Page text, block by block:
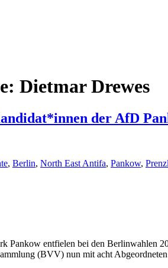
Dietmar Drewes
der AfD
, Berlin, North East Antifa, Pankow,
Pankow entfielen bei den Berlinwahlen
(BVV) nun mit acht